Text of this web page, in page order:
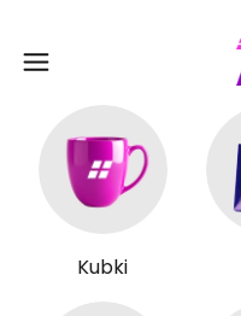
Kubki